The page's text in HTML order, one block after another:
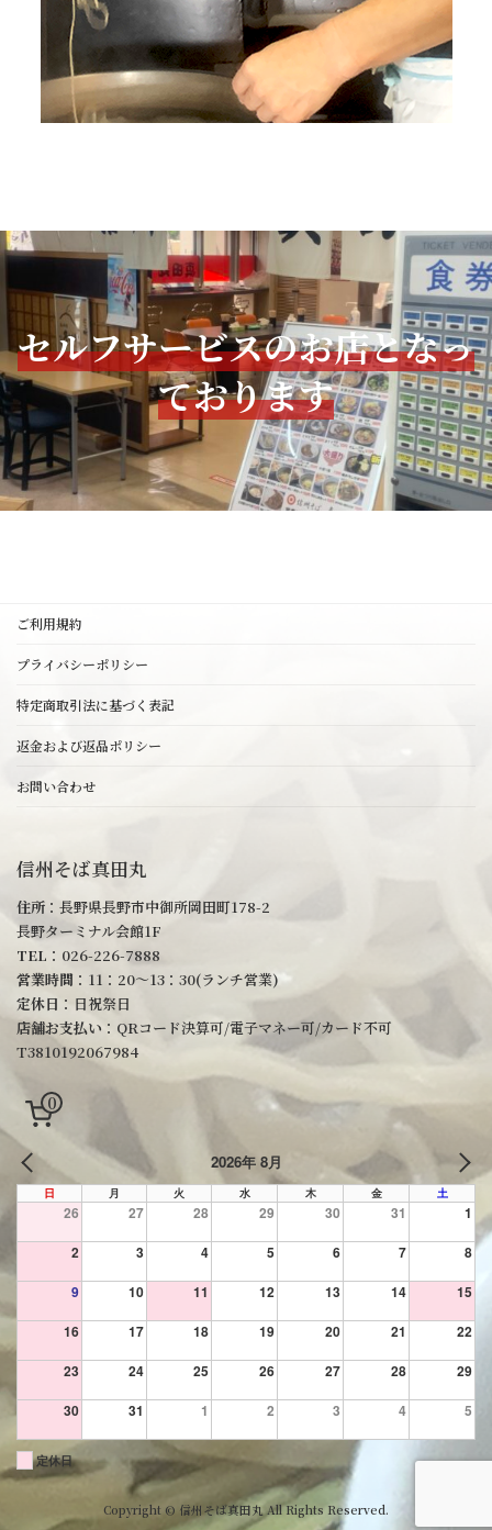
セルフサービスのお店となっ
ております
ご利用規約
プライバシーポリシー
特定商取引法に基づく表記
返金および返品ポリシー
お問い合わせ
信州そば真田丸
住所 ：長野県長野市中御所岡田町178-2
長野ターミナル会館1F
TEL ：026-226-7888
営業時間 ：11：20～13：30(ランチ営業)
定休日 ：日祝祭日
店舗お支払い ：QRコード決算可/電子マネー可/カード不可
T3810192067984
0
PREV
2026年 8月
日 月 火 水 木 金 土
26 27 28 29 30 31
1
2
3 4 5 6 7
8
9
10 11 12 13 14
15
16
17 18 19 20 21
22
23
24 25 26 27 28
29
30
31 1 2 3 4 5
定休日
Copyright © 信州そば真田丸 All Rights Reserved.